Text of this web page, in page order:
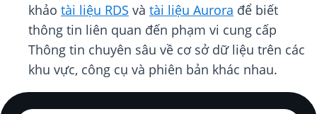
khảo tài liệu RDS và tài liệu Aurora để biết
thông tin liên quan đến phạm vi cung cấp
Thông tin chuyên sâu về cơ sở dữ liệu trên các
khu vực, công cụ và phiên bản khác nhau.